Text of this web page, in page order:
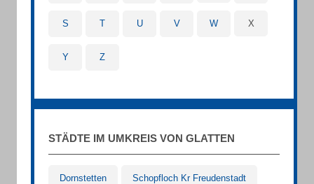
S T U V W X
Y Z
STÄDTE IM UMKREIS VON GLATTEN
Dornstetten Schopfloch Kr Freudenstadt